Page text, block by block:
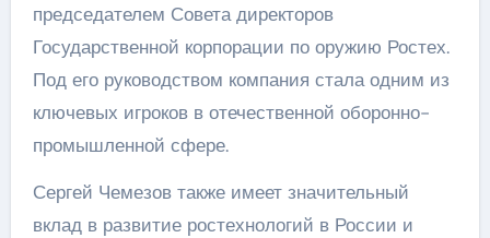
председателем Совета директоров
Государственной корпорации по оружию Ростех.
Под его руководством компания стала одним из
ключевых игроков в отечественной оборонно-
промышленной сфере.
Сергей Чемезов также имеет значительный
вклад в развитие ростехнологий в России и